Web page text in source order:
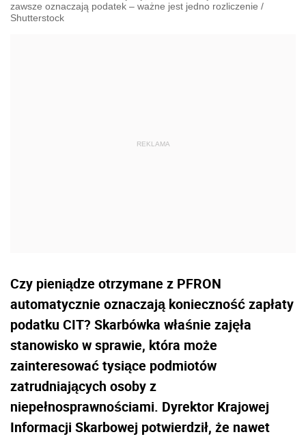
zawsze oznaczają podatek – ważne jest jedno rozliczenie /
Shutterstock
Czy pieniądze otrzymane z PFRON
automatycznie oznaczają konieczność zapłaty
podatku CIT? Skarbówka właśnie zajęła
stanowisko w sprawie, która może
zainteresować tysiące podmiotów
zatrudniających osoby z
niepełnosprawnościami. Dyrektor Krajowej
Informacji Skarbowej potwierdził, że nawet